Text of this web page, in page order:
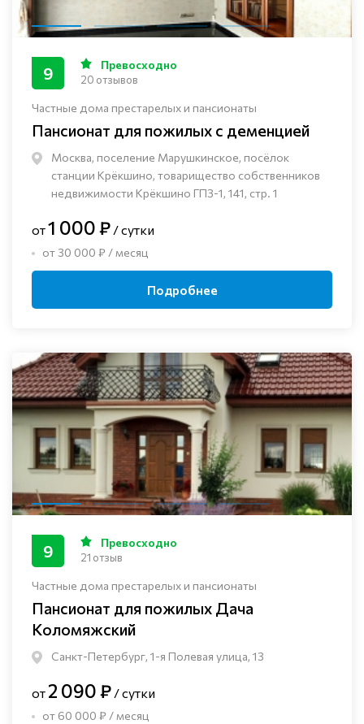
Частные дома престарелых и пансионаты
Пансионат для пожилых с деменцией
Москва, поселение Марушкинское, посёлок
станции Крёкшино, товарищество собственников
недвижимости Крёкшино ГПЗ-1, 141, стр. 1
9 Превосходно
20 отзывов
от1 000 ₽ / сутки
от 30 000 ₽ / месяц
Подробнее
Частные дома престарелых и пансионаты
Пансионат для пожилых Дача
Коломяжский
Санкт-Петербург, 1-я Полевая улица, 13
9 Превосходно
21 отзыв
от 2 090 ₽ / сутки
от 60 000 ₽ / месяц